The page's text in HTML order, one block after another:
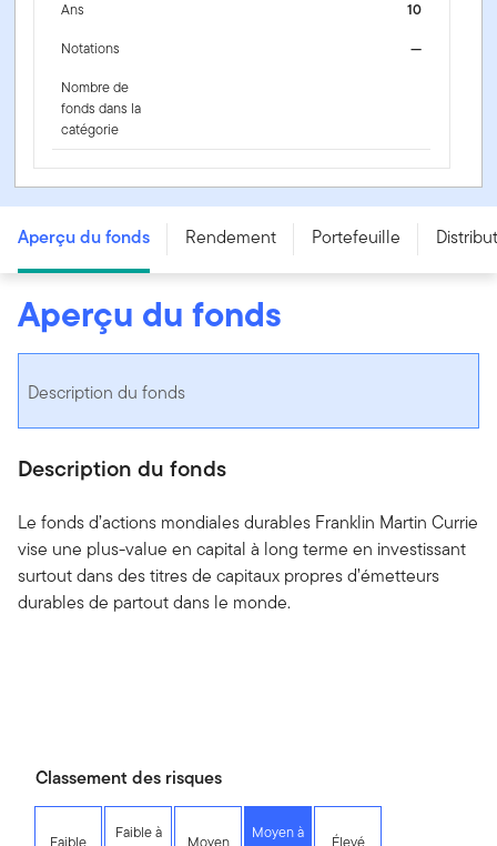
Ans
10
Notations
—
Nombre de
fonds dans la
catégorie
Fonds d’actions mondiales sans restriction Franklin -
Series O (Hedged) - USD
Aperçu du fonds Rendement Portefeuille
Aperçu du fonds
Description du fonds
Description du fonds
Le fonds d’actions mondiales durables Franklin Martin Currie
vise une plus-value en capital à long terme en investissant
surtout dans des titres de capitaux propres d’émetteurs
durables de partout dans le monde.
Classement des risques
Faible à
Moyen à